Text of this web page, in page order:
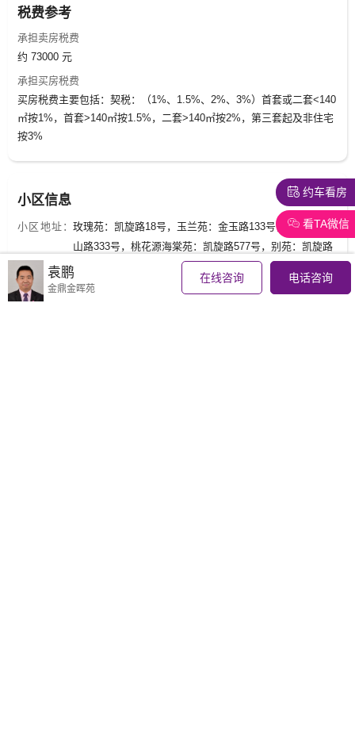
税费参考
承担卖房税费
约 73000 元
承担买房税费
买房税费主要包括：契税：（1%、1.5%、2%、3%）首套或二套<140
㎡按1%，首套>140㎡按1.5%，二套>140㎡按2%，第三套起及非住宅
按3%
小区信息
小区地址： 玫瑰苑：凯旋路18号，玉兰苑：金玉路133号，百合苑：香
山路333号，桃花源海棠苑：凯旋路577号，别苑：凯旋路
818号，留香苑：凯旋路88号
小区物业：绿城物业服务集团有限公司
开 发 商：
约车看房
看TA微信
袁鹏
金鼎金晖苑
在线咨询 电话咨询